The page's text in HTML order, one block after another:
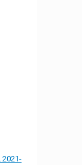
2021-